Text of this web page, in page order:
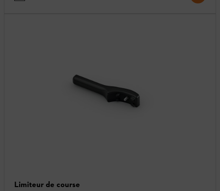
Limiteur de course